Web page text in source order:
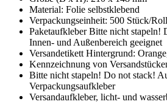
Material: Folie selbstklebend
Verpackungseinheit: 500 Stück/
Paketaufkleber Bitte nicht stapeln!
Innen- und Außenbereich geeignet
Versandetikett Hintergrund:
Kennzeichnung von
Bitte nicht stapeln! Do not stack!
Verpackungsaufkleber
Versandaufkleber, licht- und